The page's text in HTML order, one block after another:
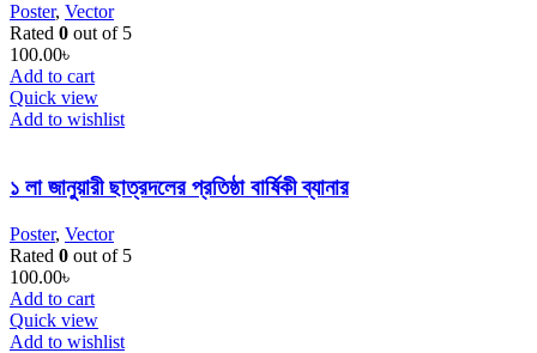
Poster, Vector
Rated 0 out of 5
100.00৳
Add to cart
Quick view
Add to wishlist
১ লা জানুয়ারী ছাত্রদলের প্রতিষ্ঠা বার্ষিকী ব্যানার
Poster, Vector
Rated 0 out of 5
100.00৳
Add to cart
Quick view
Add to wishlist